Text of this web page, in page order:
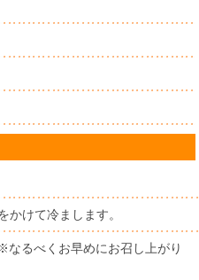
けて冷まします。
るべくお早めにお召し上がり